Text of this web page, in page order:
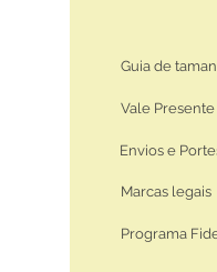
Guia de
Vale Presente
Envios e
Marcas legais
Programa